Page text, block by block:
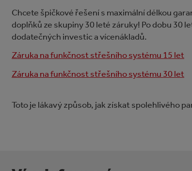
Chcete špičkové řešení s maximální délkou
doplňků ze skupiny 30 leté záruky! Po dobu 30
dodatečných investic a vícenákladů.
Záruka na funkčnost střešního systému 15 let
Záruka na funkčnost střešního systému 30 let
Toto je lákavý způsob, jak získat spolehlivého